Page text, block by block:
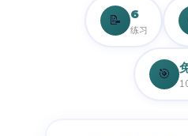
📝 6
练习
🎯